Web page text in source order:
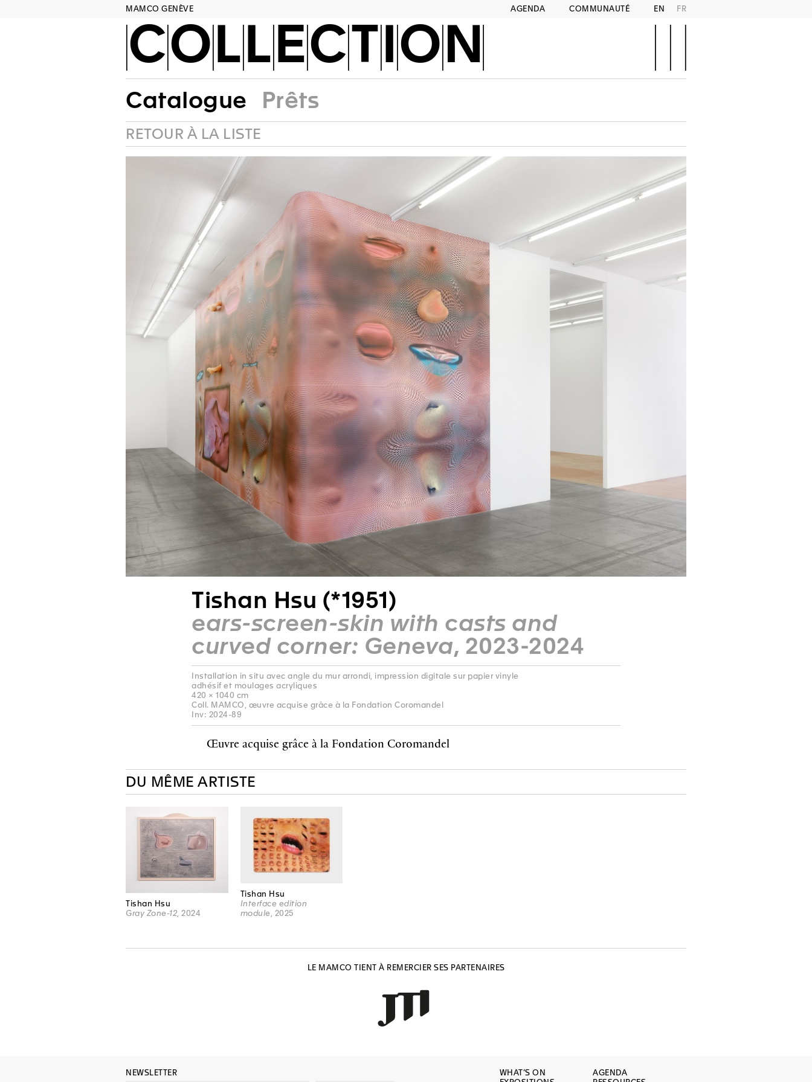
MAMCO GENÈVE AGENDA COMMUNAUTÉ EN FR
COLLECTION
Catalogue Prêts
RETOUR À LA LISTE
Tishan Hsu (*1951)
ears-screen-skin with casts and
curved corner: Geneva, 2023-2024
Installation in situ avec angle du mur arrondi, impression digitale sur papier vinyle
adhésif et moulages acryliques
420 × 1040 cm
Coll. MAMCO, œuvre acquise grâce à la Fondation Coromandel
Inv: 2024-89
Œuvre acquise grâce à la Fondation Coromandel
DU MÊME ARTISTE
Tishan Hsu
Gray Zone-12, 2024
Tishan Hsu
Interface edition
module , 2025
LE MAMCO TIENT À REMERCIER SES PARTENAIRES
NEWSLETTER
WHAT’S ON
AGENDA